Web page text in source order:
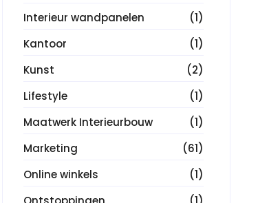
Interieur wandpanelen
(1)
Kantoor
(1)
Kunst
(2)
Lifestyle
(1)
Maatwerk Interieurbouw
(1)
Marketing
(61)
Online winkels
(1)